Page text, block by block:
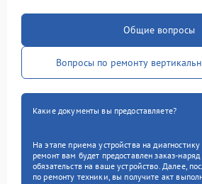
Общие вопросы
Вопросы по ремонту
Какие документы вы предоставляете?
На этапе приема устройства на
ремонт вам будет предоставлен заказ-
обязательств на ваше устройство. Далее,
по ремонту техники, вы получите акт